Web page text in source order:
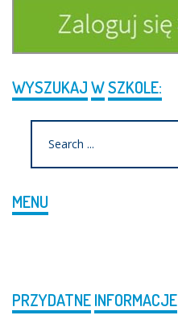
WYSZUKAJWSZKOLE:
MENU
PRZYDATNEINFORMACJE